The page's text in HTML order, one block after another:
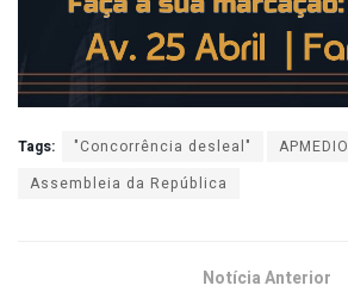
Tags: "Concorrência desleal"
APMEDIO
Assembleia da República
Notícia Anterior